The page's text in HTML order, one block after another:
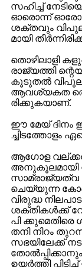
സഹിച്ച്
ഓരൊന്ന്
ശക്തവും
മായി
തൊഴിലാളി
രാജ്യത്തി
കൂടുതല്‍
ആവശ്യകത
രിക്കുകയാണ്.
ഈ മേയ് ദിനം
ച്ചിടത്തോളം
ആഗോള
അനുകൂലമായി
സാമ്രാജ്യത്വ
ചെയ്യുന്ന
വിരുദ്ധ
ശക്തികള്‍ക്ക്
പി
തനി നിറം
സഭയിലേക്ക്
ഉയര്‍ത്തി